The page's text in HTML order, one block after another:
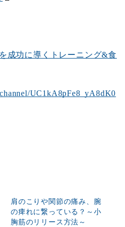
成功に導くトレーニング&食
UC1kA8pFe8_yA8dK0
肩のこりや関節の痛み、腕
の痺れに繋っている？～小
胸筋のリリース方法～